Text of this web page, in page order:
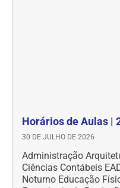
Horários de Aulas |
30 DE JULHO DE 2026
Administração
Ciências Contábeis
Noturno Educação